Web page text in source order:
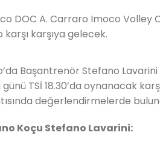
DOC A. Carraro Imoco Volley
karşıya gelecek.
Başantrenör Stefano
TSİ 18.30’da oynanacak
değerlendirmelerde
Koçu Stefano Lavarini: